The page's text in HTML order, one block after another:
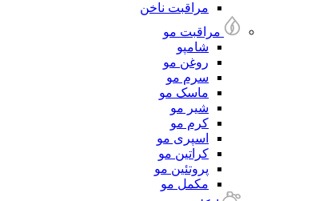
مراقبت ناخن
مراقبت مو
شامپو
روغن مو
سرم مو
ماسک مو
شیر مو
کرم مو
اسپری مو
کراتین مو
پروتئین مو
مکمل مو